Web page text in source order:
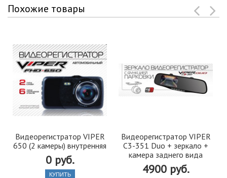
Похожие товары
Видеорегистратор VIPER
650 (2 камеры) внутренняя
0 руб.
КУПИТЬ
Видеорегистратор VIPER
C3-351 Duo + зеркало +
камера заднего вида
4900 руб.